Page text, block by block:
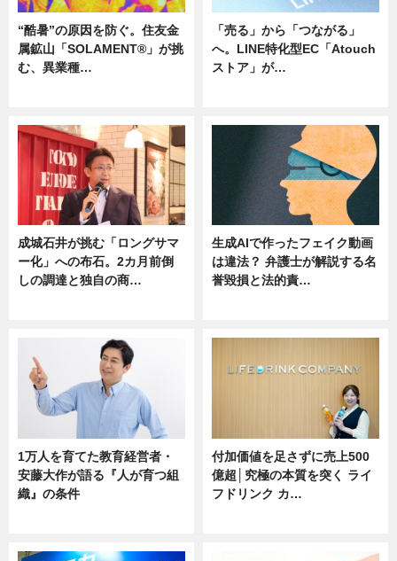
“酷暑”の原因を防ぐ。住友金
属鉱山「SOLAMENT®」が挑
む、異業種…
「売る」から「つながる」
へ。LINE特化型EC「Atouch
ストア」が…
成城石井が挑む「ロングサマ
ー化」への布石。2カ月前倒
しの調達と独自の商…
生成AIで作ったフェイク動画
は違法？ 弁護士が解説する名
誉毀損と法的責…
1万人を育てた教育経営者・
安藤大作が語る『人が育つ組
織』の条件
付加価値を足さずに売上500
億超│究極の本質を突く ライ
フドリンク カ…